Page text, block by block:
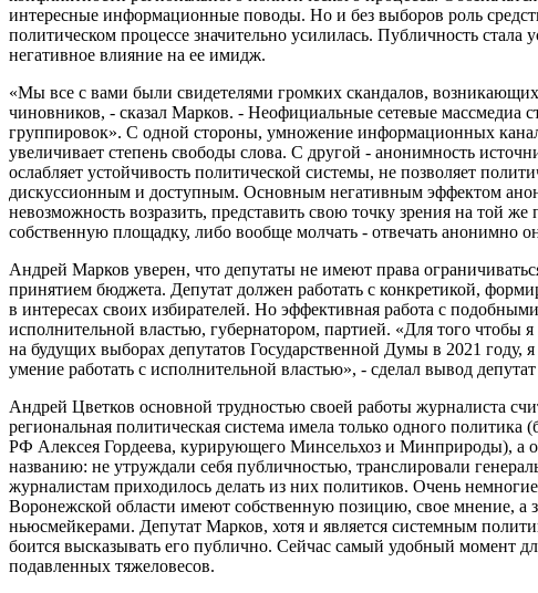
интересные информационные поводы. Но и без выборов роль
политическом процессе значительно усилилась. Публичность стала
негативное влияние на ее имидж.
«Мы все с вами были свидетелями громких скандалов,
чиновников, - сказал Марков. - Неофициальные сетевые массмедиа
группировок». С одной стороны, умножение информационных
увеличивает степень свободы слова. С другой - анонимность
ослабляет устойчивость политической системы, не позволяет
дискуссионным и доступным. Основным негативным эффектом
невозможность возразить, представить свою точку зрения на той
собственную площадку, либо вообще молчать - отвечать анонимно
Андрей Марков уверен, что депутаты не имеют права
принятием бюджета. Депутат должен работать с конкретикой,
в интересах своих избирателей. Но эффективная работа с
исполнительной властью, губернатором, партией. «Для того чтобы
на будущих выборах депутатов Государственной Думы в 2021 году,
умение работать с исполнительной властью», - сделал вывод
Андрей Цветков основной трудностью своей работы журналиста
региональная политическая система имела только одного политика
РФ Алексея Гордеева, курирующего Минсельхоз и Минприроды), а
названию: не утруждали себя публичностью, транслировали
журналистам приходилось делать из них политиков. Очень
Воронежской области имеют собственную позицию, свое мнение, а
ньюсмейкерами. Депутат Марков, хотя и является системным
боится высказывать его публично. Сейчас самый удобный момент
подавленных тяжеловесов.